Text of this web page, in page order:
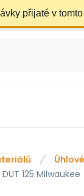
přijaté v
125 Milwaukee